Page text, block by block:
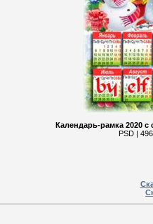
Календарь-рамка 2020
PSD |